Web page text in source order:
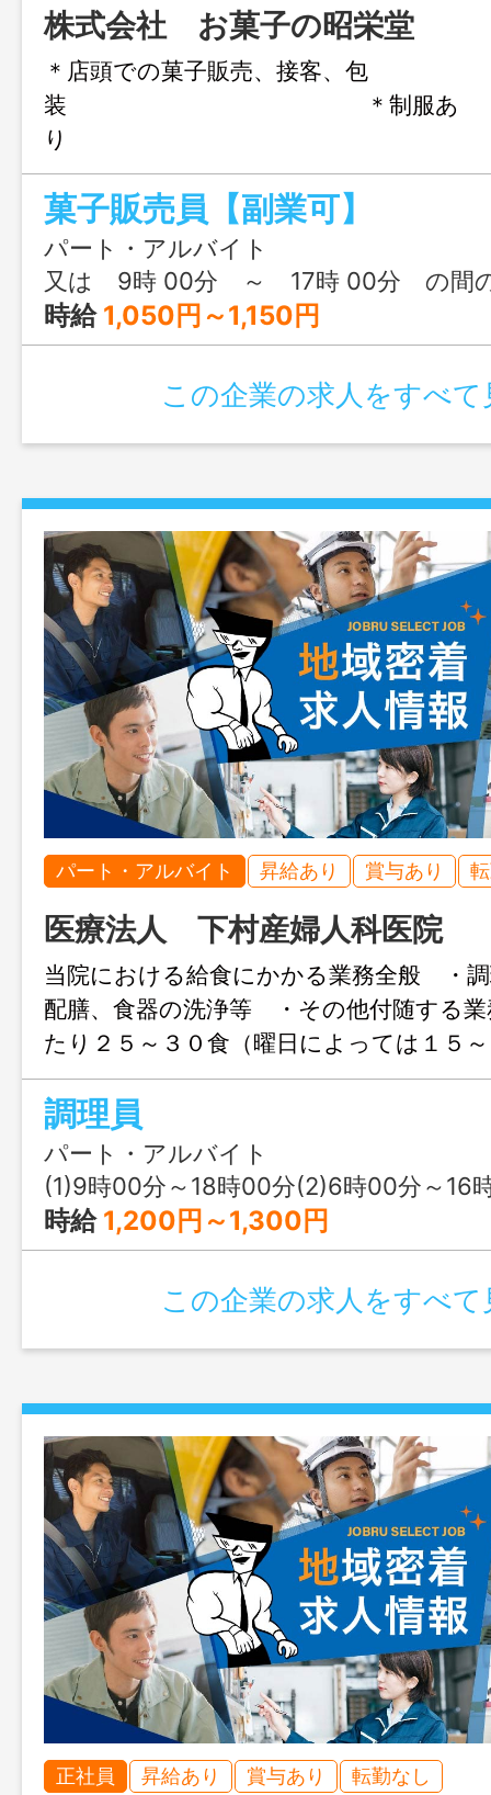
株式会社 お菓子の昭栄堂
＊店頭での菓子販売、接客、包
装 ＊制服あ
り ＊
務日数や時間については、相談に応じま
す。 ●社員登用制度あり。 ●
さんのいらっしゃる方でもスタッフで
来る範囲で調整できます。 ●Ｗワーク
す。 「変更範囲：変更なし」
菓子販売員【副業可】
パート・アルバイト
又は 9時 00分 ～ 17時 00分 の間
時給 1,050円～1,150円
この企業の求人をすべて
パート・アルバイト 昇給あり 賞与あり
医療法人 下村産婦人科医院
当院における給食にかかる業務全般 ・
配膳、食器の洗浄等 ・その他付随す
たり２５～３０食（曜日によっては１５
＊３～５名で行います。 ＊料理の好き
す。 ＊変更範囲：変更なし
調理員
パート・アルバイト
(1)9時00分～18時00分(2)6時00分～16
時給 1,200円～1,300円
この企業の求人をすべて
正社員 昇給あり 賞与あり 転勤なし